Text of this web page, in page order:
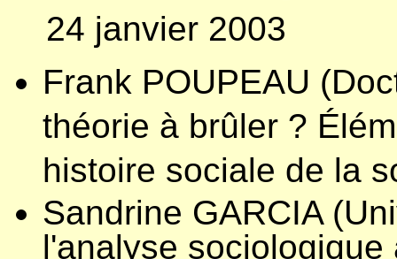
24 janvier 2003
Frank POUPEAU
théorie à brûler ?
histoire sociale de la
Sandrine GARCIA
l'analyse sociologique